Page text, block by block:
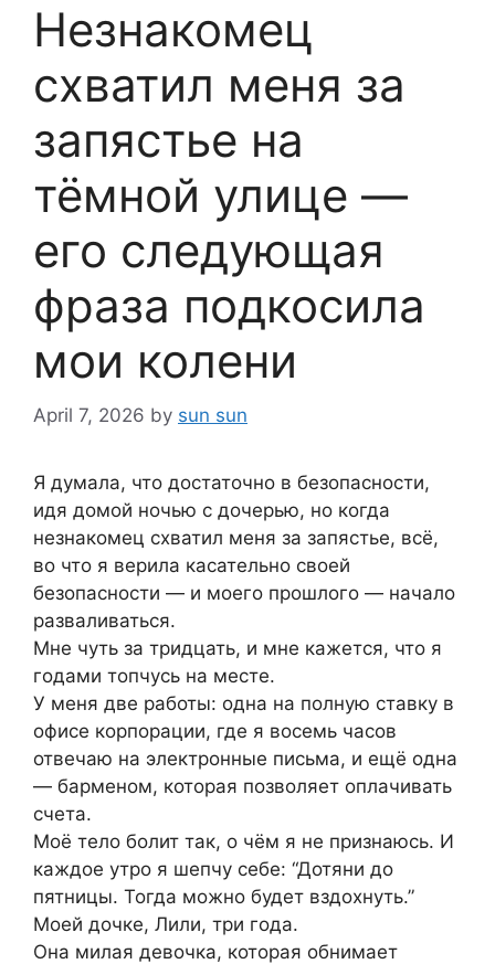
Незнакомец
схватил меня за
запястье на
тёмной улице —
его следующая
фраза подкосила
мои колени
April 7, 2026 by sun sun
Я думала, что достаточно в безопасности,
идя домой ночью с дочерью, но когда
незнакомец схватил меня за запястье, всё,
во что я верила касательно своей
безопасности — и моего прошлого — начало
разваливаться.
Мне чуть за тридцать, и мне кажется, что я
годами топчусь на месте.
У меня две работы: одна на полную ставку в
офисе корпорации, где я восемь часов
отвечаю на электронные письма, и ещё одна
— барменом, которая позволяет оплачивать
счета.
Моё тело болит так, о чём я не признаюсь. И
каждое утро я шепчу себе: “Дотяни до
пятницы. Тогда можно будет вздохнуть.”
Моей дочке, Лили, три года.
Она милая девочка, которая обнимает